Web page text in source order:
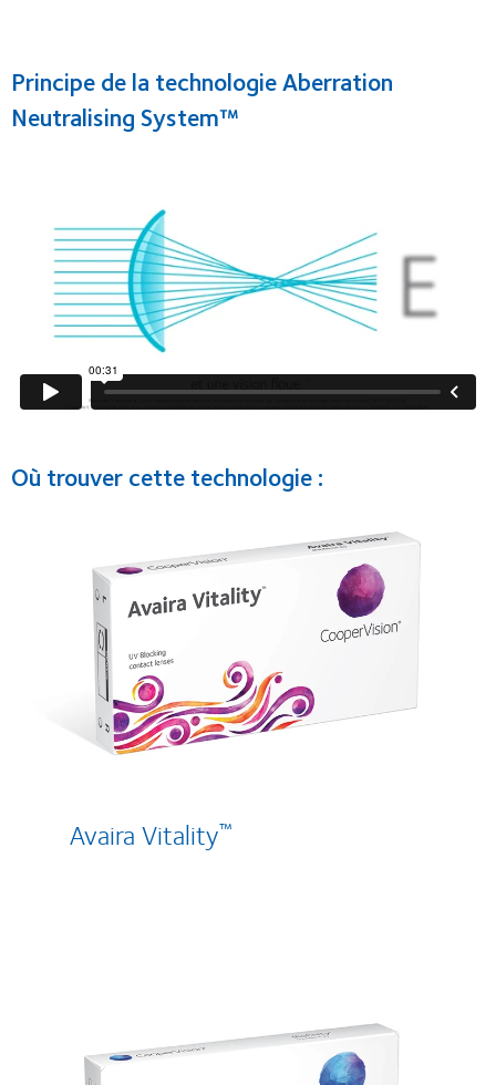
Principe de la technologie Aberration
Neutralising System™
Où trouver cette technologie :
Avaira Vitality™